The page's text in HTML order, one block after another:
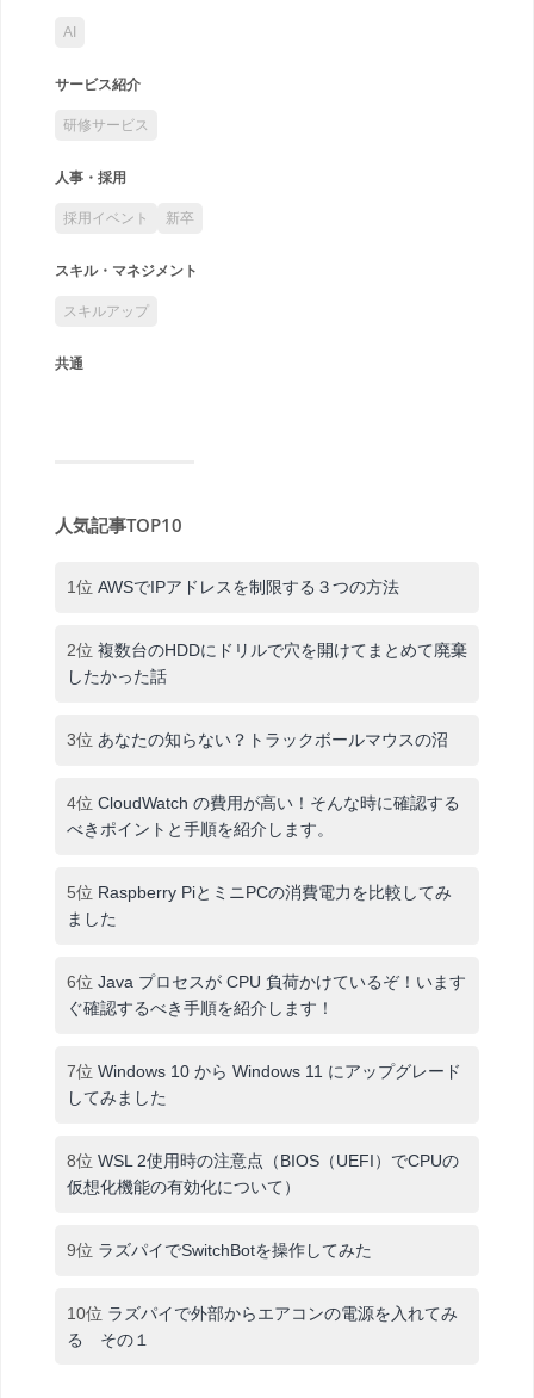
AI
サービス紹介
研修サービス
人事・採用
採用イベント 新卒
スキル・マネジメント
スキルアップ
共通
人気記事TOP10
1位 AWSでIPアドレスを制限する３つの方法
2位 複数台のHDDにドリルで穴を開けてまとめて廃棄
したかった話
3位 あなたの知らない？トラックボールマウスの沼
4位 CloudWatch の費用が高い！そんな時に確認する
べきポイントと手順を紹介します。
5位 Raspberry PiとミニPCの消費電力を比較してみ
ました
6位 Java プロセスが CPU 負荷かけているぞ！います
ぐ確認するべき手順を紹介します！
7位 Windows 10 から Windows 11 にアップグレード
してみました
8位 WSL 2使用時の注意点（BIOS（UEFI）でCPUの
仮想化機能の有効化について）
9位 ラズパイでSwitchBotを操作してみた
10位 ラズパイで外部からエアコンの電源を入れてみ
る その１